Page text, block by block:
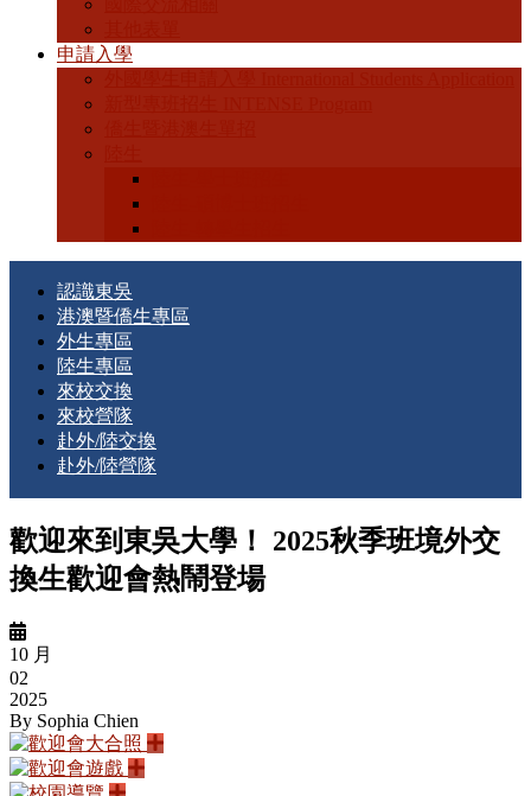
申請入學
認識東吳
港澳暨僑生專區
外生專區
陸生專區
來校交換
來校營隊
赴外/陸交換
赴外/陸營隊
歡迎來到東吳大學！ 2025秋季班境外交
換生歡迎會熱鬧登場
10 月
02
2025
By Sophia Chien